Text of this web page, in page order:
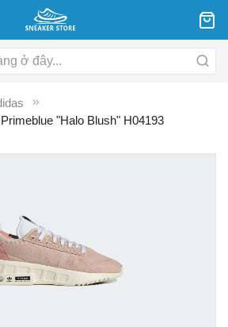
"Halo Blush" H04193